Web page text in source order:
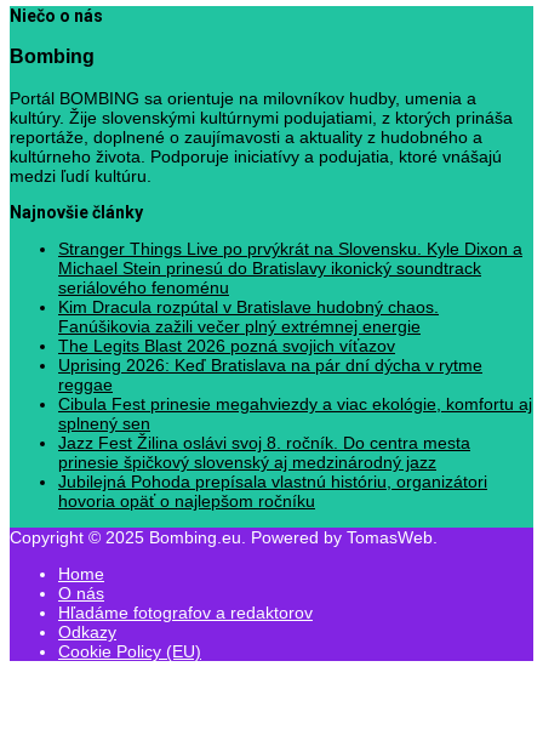
Niečo o nás
Bombing
Portál BOMBING sa orientuje na milovníkov hudby, umenia a
kultúry. Žije slovenskými kultúrnymi podujatiami, z ktorých prináša
reportáže, doplnené o zaujímavosti a aktuality z hudobného a
kultúrneho života. Podporuje iniciatívy a podujatia, ktoré vnášajú
medzi ľudí kultúru.
Najnovšie články
Stranger Things Live po prvýkrát na Slovensku. Kyle Dixon a
Michael Stein prinesú do Bratislavy ikonický soundtrack
seriálového fenoménu
Kim Dracula rozpútal v Bratislave hudobný chaos.
Fanúšikovia zažili večer plný extrémnej energie
The Legits Blast 2026 pozná svojich víťazov
Uprising 2026: Keď Bratislava na pár dní dýcha v rytme
reggae
Cibula Fest prinesie megahviezdy a viac ekológie, komfortu aj
splnený sen
Jazz Fest Žilina oslávi svoj 8. ročník. Do centra mesta
prinesie špičkový slovenský aj medzinárodný jazz
Jubilejná Pohoda prepísala vlastnú históriu, organizátori
hovoria opäť o najlepšom ročníku
Copyright © 2025 Bombing.eu. Powered by TomasWeb.
Home
O nás
Hľadáme fotografov a redaktorov
Odkazy
Cookie Policy (EU)